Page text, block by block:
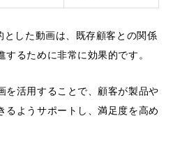
した動画は、既存顧客との関係
るために非常に効果的です。
を活用することで、顧客が製品や
るようサポートし、満足度を高め